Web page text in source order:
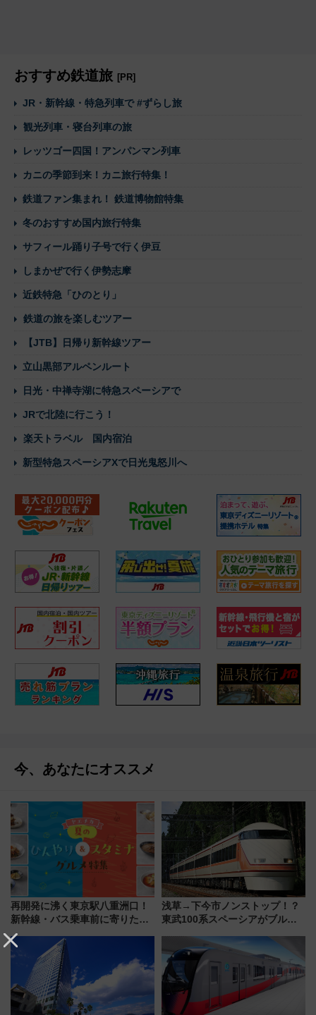
おすすめ鉄道旅 [PR]
JR・新幹線・特急列車で #ずらし旅
観光列車・寝台列車の旅
レッツゴー四国！アンパンマン列車
カニの季節到来！カニ旅行特集！
鉄道ファン集まれ！ 鉄道博物館特集
冬のおすすめ国内旅行特集
サフィール踊り子号で行く伊豆
しまかぜで行く伊勢志摩
近鉄特急「ひのとり」
鉄道の旅を楽しむツアー
【JTB】日帰り新幹線ツアー
立山黒部アルペンルート
日光・中禅寺湖に特急スペーシアで
JRで北陸に行こう！
楽天トラベル 国内宿泊
新型特急スペーシアXで日光鬼怒川へ
今、あなたにオススメ
再開発に沸く東京駅八重洲口！
新幹線・バス乗車前に寄りたい
「ヤエチカ」2026年夏の「ひん
やり＆スタミナグルメ」6選【新
店舗も！】
浅草→下今市ノンストップ！？
東武100系スペーシアがブルー
ー当時の停車駅」を再現 運転
時刻や特急券の買い方を紹介